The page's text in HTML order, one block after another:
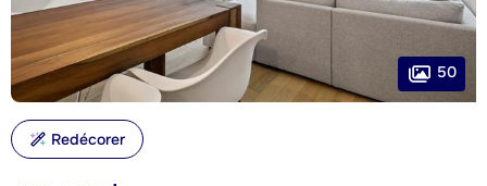
50
Redécorer